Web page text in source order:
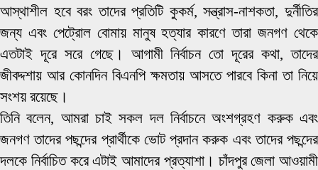
আস্থাশীল হবে বরং তাদের প্রতিটি কুকর্ম, সন্ত্রাস-নাশকতা, দুর্নীতির
জন্য এবং পেট্রোল বোমায় মানুষ হত্যার কারণে তারা জনগণ থেকে
এতটাই দূরে সরে গেছে। আগামী নির্বাচন তো দূরের কথা, তাদের
জীবদ্দশায় আর কোনদিন বিএনপি ক্ষমতায় আসতে পারবে কিনা তা নিয়ে
সংশয় রয়েছে।
তিনি বলেন, আমরা চাই সকল দল নির্বাচনে অংশগ্রহণ করুক এবং
জনগণ তাদের পছন্দের প্রার্থীকে ভোট প্রদান করুক এবং তাদের পছন্দের
দলকে নির্বাচিত করে এটাই আমাদের প্রত্যাশা। চাঁদপুর জেলা আওয়ামী